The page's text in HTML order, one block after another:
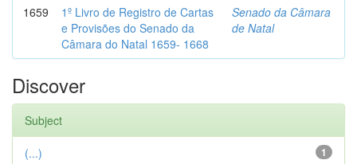
1659
1º Livro de Registro de Cartas
e Provisões do Senado da
Câmara do Natal 1659- 1668
Senado da Câmara
de Natal
Discover
Subject
1
(...)